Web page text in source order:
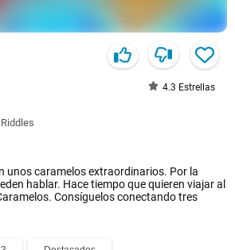
4.3 Estrellas
unos caramelos extraordinarios. Por la
hablar. Hace tiempo que quieren viajar al
Consíguelos conectando tres